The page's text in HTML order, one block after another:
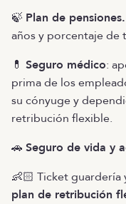
🍃 Plan de pensiones.
años y porcentaje de
💊 Seguro médico:
prima de los
su cónyuge y
retribución flexible.
🚗 Seguro de vida y
👶🏻 Ticket guardería
plan de retribución